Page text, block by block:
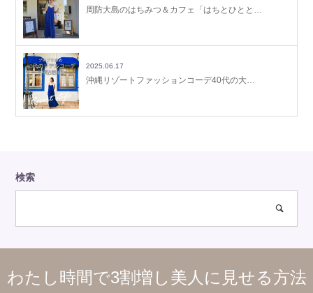
周防大島のはちみつ＆カフェ「はちとひとと…
2025.06.17
沖縄リゾートファッションコーデ40代の大…
検索
わたし時間で3割増し美人に見せる方法